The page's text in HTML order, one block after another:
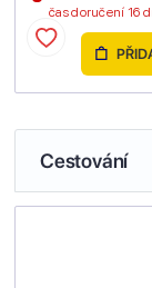
čas doručení 16
Cestování